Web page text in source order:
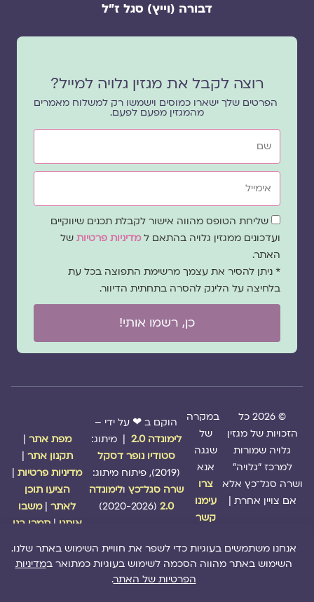
דבורה (וייץ) סגל ז"ל
רוצה לקבל את מגזין גלויה למייל?
הפרטים שלך ישארו כמוסים וישמשו רק למשלוח מאמרים
מהמגזין מפעם לפעם.
שם
אימייל
שדה
הסכמה
שליחת הטופס מהווה אישור לקבלת תכנים שיווקיים
ועדכונים ממגזין גלויה בהתאם ל מדיניות פרטיותשל
האתר.
* ניתן להסיר את עצמך מרשימת התפוצה בכל עת
בלחיצה על הלינק להסרה בתחתית הדיוור.
כן, רשמו אותי!
© 2026 כל
הזכויות של מגזין
גלויה שמורות
למרכז "גלויה"
ושרה סגל־כץ אלא
אם צויין אחרת |
במקרה
של
שגגה
אנא
צרו
עימנו
קשר
הוקם ב ❤ על ידי –
לימונדה 2.0
| מיתוג:
סטודיו נופר דסקל
שרה סגל־כץולימונדה
2.0
(2020-2026)
מפת אתר|
תקנון אתר|
מדיניות פרטיות|
הציעו תוכן
לאתר| משבו
אותנו| תמכו בנו